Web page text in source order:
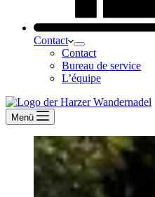
Contact
Contact
Bureau de service
L’équipe
Menü